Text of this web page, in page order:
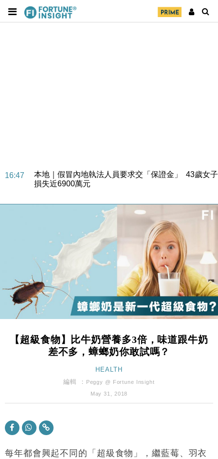
16:47
本地｜假冒內地執法人員要求交「保證金」 43歲女子
損失近6900萬元
財經｜恒隆10月換帥 玩具「反」斗城亞洲CEO蔡德
財經｜韓股反覆波動收跌 連挫7周創逾3年最長跌勢
財經｜內地7月美元計價出口增近24%勝預期 貿易順
差達1125億美元
12:44
財經｜日本春季三度入市撐日圓 4月單日斥6.28萬億
日圓干預創新高
11:12
國際｜特朗普料美伊戰事快結束 承認部分彈藥庫存緊
15:59
財經｜SA售股自救後再出手 斥4億美元押注未上市公
財經｜華僑銀行上半年淨利創新高 中期息增15%至
財經｜滙豐上調香港今年GDP預測至4.5% 看好貿易
及消費表現
16:47
損失近6900萬元
【超級食物】比牛奶營養多3倍，味道跟牛奶
差不多，蟑螂奶你敢試嗎？
HEALTH
編輯 ：
Peggy @ Fortune Insight
May 31, 2018
每年都會興起不同的「超級食物」，繼藍莓、羽衣